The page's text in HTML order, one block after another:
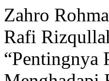
Zahro
Rafi
“Pentingnya